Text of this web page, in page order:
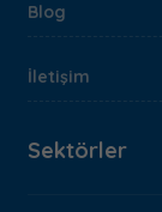
Blog
İletişim
Sektörler